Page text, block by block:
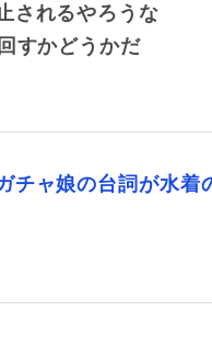
されるやろうな
すかどうかだ
チャ娘の台詞が水着